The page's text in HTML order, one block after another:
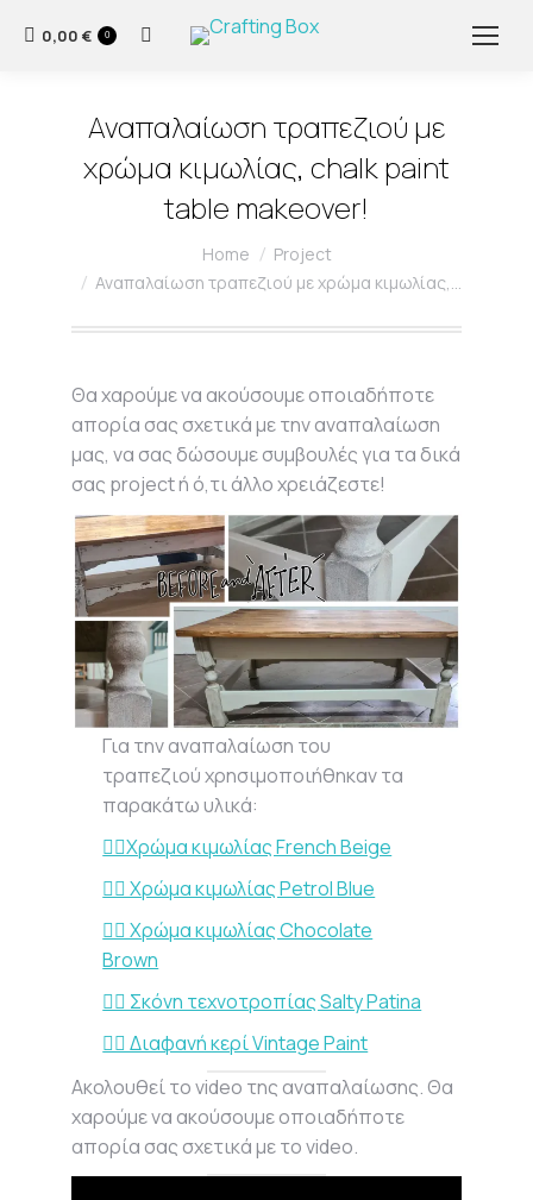
0,00 € 0 Search:
Αναπαλαίωση τραπεζιού με
χρώμα κιμωλίας, chalk paint
table makeover!
Home
Project
Αναπαλαίωση τραπεζιού με χρώμα κιμωλίας,…
Θα χαρούμε να ακούσουμε οποιαδήποτε
απορία σας σχετικά με την αναπαλαίωση
μας, να σας δώσουμε συμβουλές για τα δικά
σας project ή ό,τι άλλο χρειάζεστε!
Για την αναπαλαίωση του
τραπεζιού χρησιμοποιήθηκαν τα
παρακάτω υλικά:
👉🏻Χρώμα κιμωλίας French Beige
👉🏻 Χρώμα κιμωλίας Petrol Blue
👉🏻 Χρώμα κιμωλίας Chocolate
Brown
👉🏻 Σκόνη τεχνοτροπίας Salty Patina
👉🏻 Διαφανή κερί Vintage Paint
Ακολουθεί το video της αναπαλαίωσης. Θα
χαρούμε να ακούσουμε οποιαδήποτε
απορία σας σχετικά με το video.